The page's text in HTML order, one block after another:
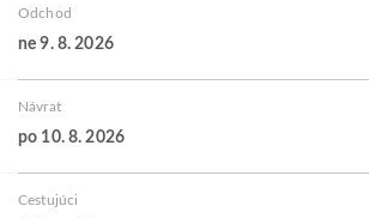
Odchod
ne 9. 8. 2026
Návrat
po 10. 8. 2026
Cestujúci